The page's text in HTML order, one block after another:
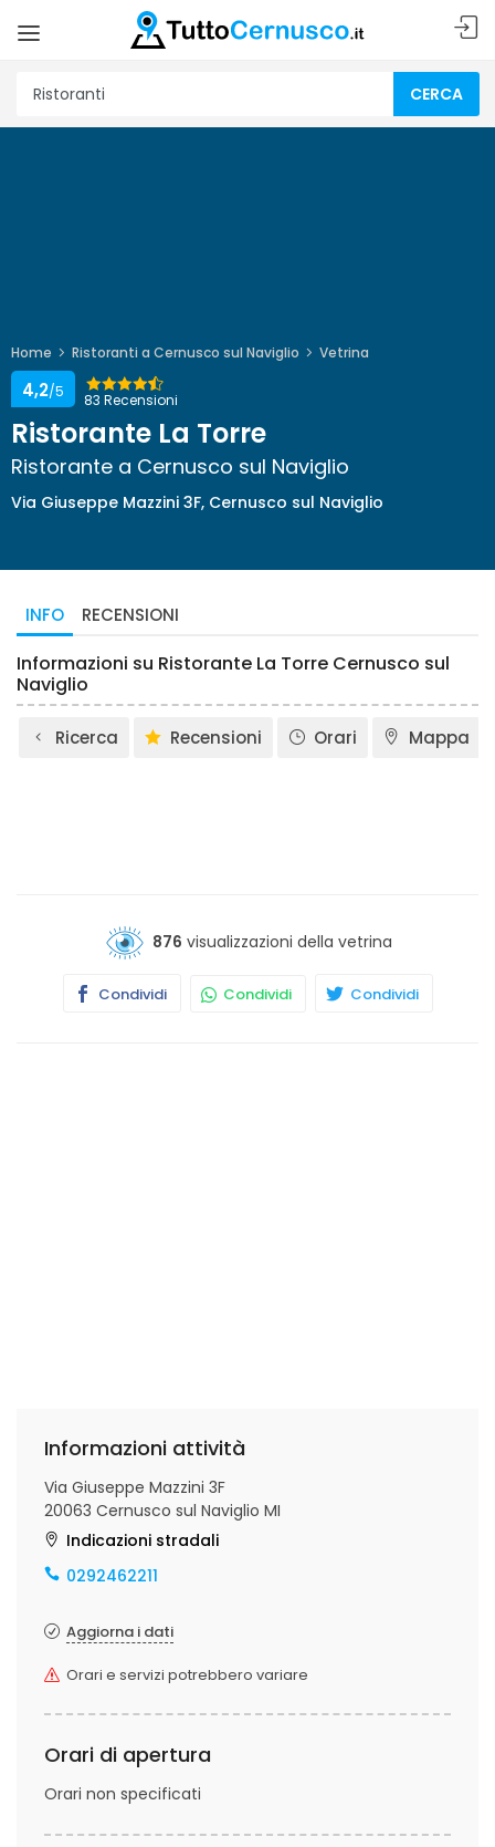
CERCA
Home Ristoranti a Cernusco sul Naviglio Vetrina
83 Recensioni
4,2/5
Ristorante La Torre
Ristorante a Cernusco sul Naviglio
Via Giuseppe Mazzini 3F, Cernusco sul Naviglio
INFO RECENSIONI
Informazioni su Ristorante La Torre Cernusco sul
Naviglio
Ricerca Recensioni Orari Mappa
876 visualizzazioni della vetrina
Condividi Condividi Condividi
Informazioni attività
Via Giuseppe Mazzini 3F
20063 Cernusco sul Naviglio MI
Indicazioni stradali
0292462211
Aggiorna i dati
Orari e servizi potrebbero variare
Orari di apertura
Orari non specificati